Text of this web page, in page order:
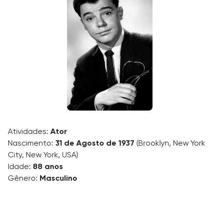
Atividades: Ator
Nascimento: 31 de Agosto de 1937 (Brooklyn, New York
City, New York, USA)
Idade: 88 anos
Gênero: Masculino